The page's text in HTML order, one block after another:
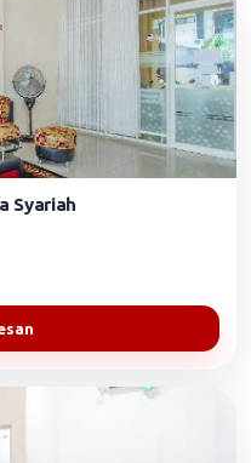
Syariah